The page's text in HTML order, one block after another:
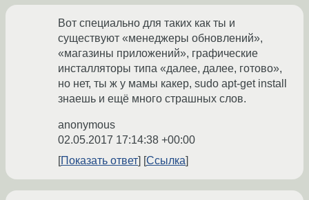
Вот специально для таких как ты и
существуют «менеджеры обновлений»,
«магазины приложений», графические
инсталляторы типа «далее, далее, готово»,
но нет, ты ж у мамы какер, sudo apt-get install
знаешь и ещё много страшных слов.
anonymous
02.05.2017 17:14:38 +00:00
Показать ответ
Ссылка